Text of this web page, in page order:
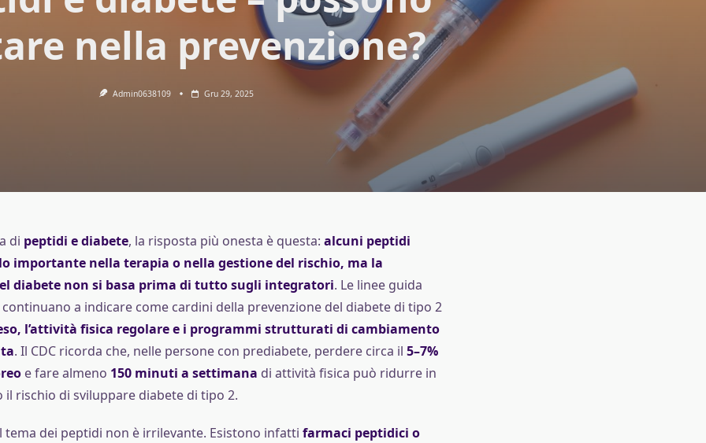
nella prevenzione?
Admin0638109 Gru 29, 2025
di peptidi e diabete, la risposta più onesta è questa: alcuni peptidi
importante nella terapia o nella gestione del rischio, ma la
diabete non si basa prima di tutto sugli integratori. Le linee guida
a indicare come cardini della prevenzione del diabete di tipo 2
l’attività fisica regolare e i programmi strutturati di cambiamento
. Il CDC ricorda che, nelle persone con prediabete, perdere circa il 5–7%
e fare almeno 150 minuti a settimana di attività fisica può ridurre in
il rischio di sviluppare diabete di tipo 2.
tema dei peptidi non è irrilevante. Esistono infatti farmaci peptidici o